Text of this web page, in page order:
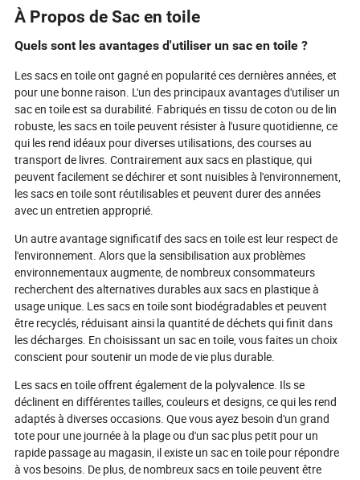
options de personnalisation infinies
transforment le humble sac à dos en
un symbole vibrant de la culture et de
l'identité des jeunes. Qu'est-ce qui
motive cette obsession mondiale ?
Plongez dans les tendances, les
styles régionaux et les designs
tournés vers l'avenir qui font des sacs
d'école d'aujourd'hui une toile
incontournable pour la créativité et un
insigne de durabilité. Êtes-vous prêt à
voir comment la prochaine génération
porte l'avenir sur ses épaules ?
personnelle.
intelligents, des
ergonomiques
ces sacs ne
accessoires—ils
mondial et une
d'individualité.
quelles
captivent le
pour découvrir
aujourd'hui !
À Propos de Sac en toile
Quels sont les avantages d'utiliser un sac en toile ?
Les sacs en toile ont gagné en popularité ces dernières années, et
pour une bonne raison. L'un des principaux avantages d'utiliser un
sac en toile est sa durabilité. Fabriqués en tissu de coton ou de lin
robuste, les sacs en toile peuvent résister à l'usure quotidienne, ce
qui les rend idéaux pour diverses utilisations, des courses au
transport de livres. Contrairement aux sacs en plastique, qui
peuvent facilement se déchirer et sont nuisibles à l'environnement,
les sacs en toile sont réutilisables et peuvent durer des années
avec un entretien approprié.
Un autre avantage significatif des sacs en toile est leur respect de
l'environnement. Alors que la sensibilisation aux problèmes
environnementaux augmente, de nombreux consommateurs
recherchent des alternatives durables aux sacs en plastique à
usage unique. Les sacs en toile sont biodégradables et peuvent
être recyclés, réduisant ainsi la quantité de déchets qui finit dans
les décharges. En choisissant un sac en toile, vous faites un choix
conscient pour soutenir un mode de vie plus durable.
Les sacs en toile offrent également de la polyvalence. Ils se
déclinent en différentes tailles, couleurs et designs, ce qui les rend
adaptés à diverses occasions. Que vous ayez besoin d'un grand
tote pour une journée à la plage ou d'un sac plus petit pour un
rapide passage au magasin, il existe un sac en toile pour répondre
à vos besoins. De plus, de nombreux sacs en toile peuvent être